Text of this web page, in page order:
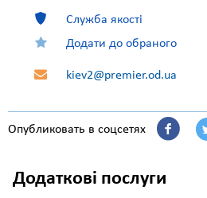
Служба якості
Додати до обраного
kiev2@premier.od.ua
Опубликовать в соцсетях
Додаткові послуги